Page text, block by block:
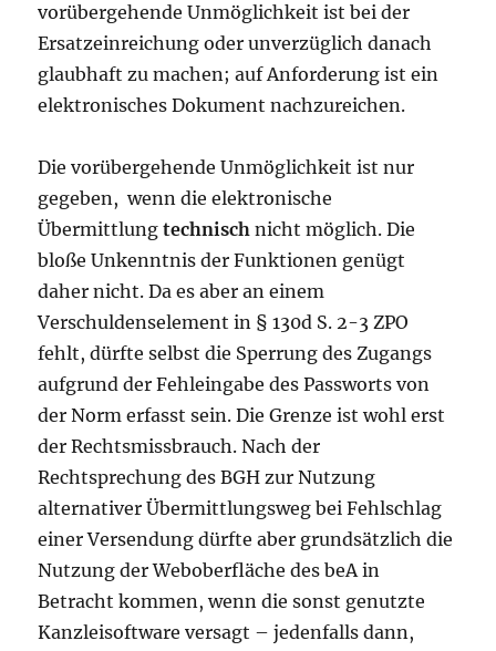
vorübergehende Unmöglichkeit ist bei der
Ersatzeinreichung oder unverzüglich danach
glaubhaft zu machen; auf Anforderung ist ein
elektronisches Dokument nachzureichen.
Die vorübergehende Unmöglichkeit ist nur
gegeben, wenn die elektronische
Übermittlungtechnisch nicht möglich. Die
bloße Unkenntnis der Funktionen genügt
daher nicht. Da es aber an einem
Verschuldenselement in § 130d S. 2-3 ZPO
fehlt, dürfte selbst die Sperrung des Zugangs
aufgrund der Fehleingabe des Passworts von
der Norm erfasst sein. Die Grenze ist wohl erst
der Rechtsmissbrauch. Nach der
Rechtsprechung des BGH zur Nutzung
alternativer Übermittlungsweg bei Fehlschlag
einer Versendung dürfte aber grundsätzlich die
Nutzung der Weboberfläche des beA in
Betracht kommen, wenn die sonst genutzte
Kanzleisoftware versagt – jedenfalls dann,